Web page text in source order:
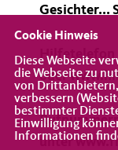
Gesichter...
Hilfetelefon
oder
unter
Cookie Hinweis
Diese Webseite
die Webseite zu
von Drittanbietern,
verbessern
bestimmter
Einwilligung
Informationen